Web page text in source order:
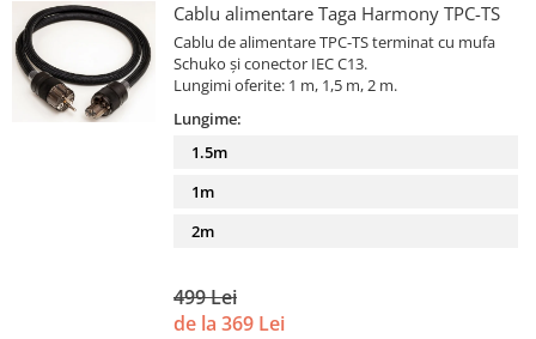
Cablu alimentare Taga Harmony TPC-TS
Cablu de alimentare TPC-TS terminat cu mufa
Schuko și conector IEC C13.
Lungimi oferite: 1 m, 1,5 m, 2 m.
Lungime:
1.5m
1m
2m
499 Lei
de la 369 Lei